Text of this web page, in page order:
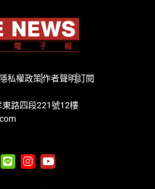
隱私權政策作者聲明訂閱
路四段221號12樓